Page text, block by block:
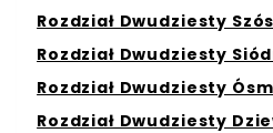
Rozdział Dwudziesty
Rozdział Dwudziesty
Rozdział Dwudziesty
Rozdział Dwudziesty